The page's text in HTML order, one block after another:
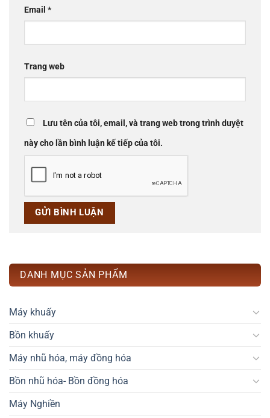
Email *
Trang web
Lưu tên của tôi, email, và trang web trong trình duyệt
này cho lần bình luận kế tiếp của tôi.
DANH MỤC SẢN PHẨM
Máy khuấy
Bồn khuấy
Máy nhũ hóa, máy đồng hóa
Bồn nhũ hóa- Bồn đồng hóa
Máy Nghiền